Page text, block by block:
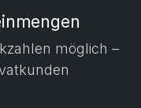
möglich –